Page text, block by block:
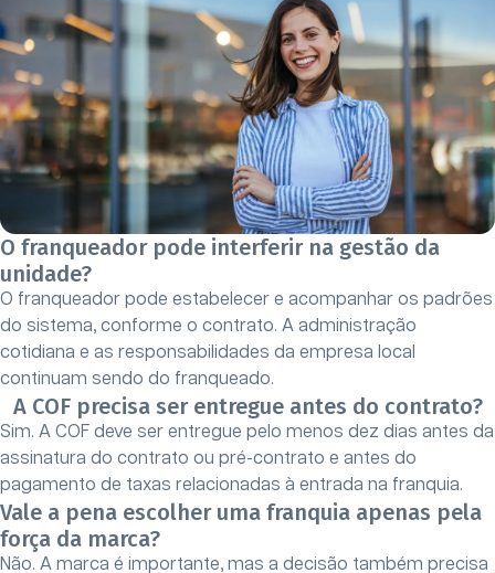
O franqueador pode interferir na gestão da
unidade?
O franqueador pode estabelecer e acompanhar os padrões
do sistema, conforme o contrato. A administração
cotidiana e as responsabilidades da empresa local
continuam sendo do franqueado.
A COF precisa ser entregue antes do contrato?
Sim. A COF deve ser entregue pelo menos dez dias antes da
assinatura do contrato ou pré-contrato e antes do
pagamento de taxas relacionadas à entrada na franquia.
Vale a pena escolher uma franquia apenas pela
força da marca?
Não. A marca é importante, mas a decisão também precisa